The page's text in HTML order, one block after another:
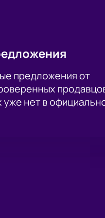
новыми убойными шутками
и получите их буквально за
предложения от
нет в